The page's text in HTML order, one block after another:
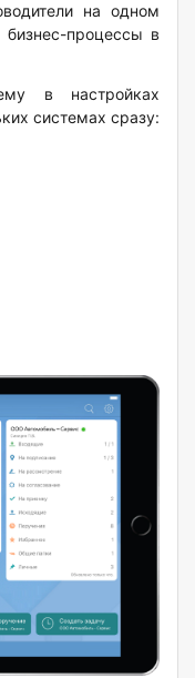
на одном
бизнес-процессы в
в настройках
системах сразу: